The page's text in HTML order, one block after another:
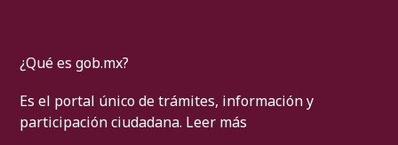
¿Qué es gob.mx?
Es el portal único de trámites, información y
participación ciudadana. Leer más